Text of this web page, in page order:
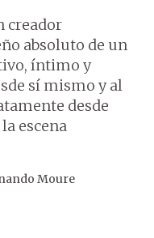
creador
absoluto de un
íntimo y
sí mismo y al
desde
escena
Moure